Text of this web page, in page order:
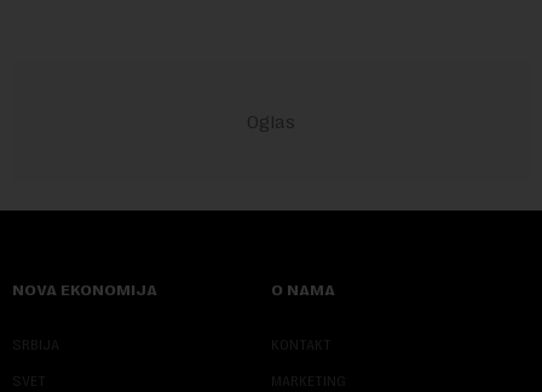
NOVA EKONOMIJA
SRBIJA
SVET
O NAMA
KONTAKT
MARKETING